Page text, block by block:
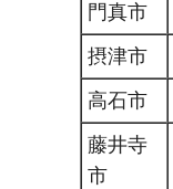
門真市
摂津市
高石市
藤井寺
市